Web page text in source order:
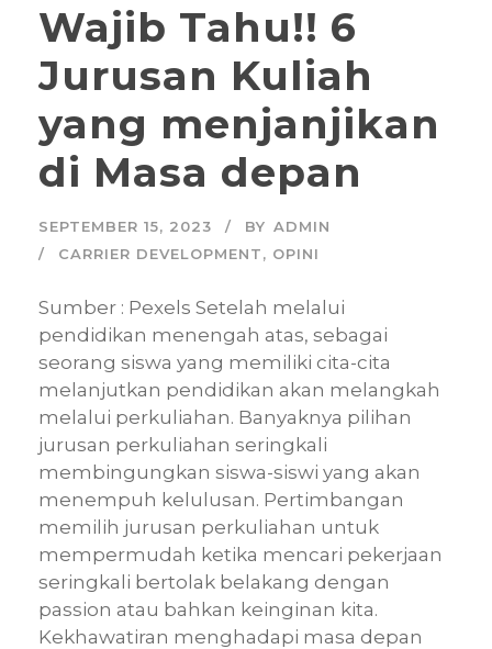
Wajib Tahu!! 6
Jurusan Kuliah
yang menjanjikan
di Masa depan
SEPTEMBER 15, 2023 BY ADMIN
CARRIER DEVELOPMENT, OPINI
Sumber : Pexels Setelah melalui
pendidikan menengah atas, sebagai
seorang siswa yang memiliki cita-cita
melanjutkan pendidikan akan melangkah
melalui perkuliahan. Banyaknya pilihan
jurusan perkuliahan seringkali
membingungkan siswa-siswi yang akan
menempuh kelulusan. Pertimbangan
memilih jurusan perkuliahan untuk
mempermudah ketika mencari pekerjaan
seringkali bertolak belakang dengan
passion atau bahkan keinginan kita.
Kekhawatiran menghadapi masa depan